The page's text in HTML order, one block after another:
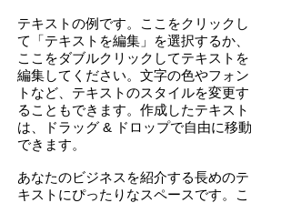
テキストの例です。ここをクリックし
て「テキストを編集」を選択するか、
ここをダブルクリックしてテキストを
編集してください。文字の色やフォン
トなど、テキストのスタイルを変更す
ることもできます。作成したテキスト
は、ドラッグ & ドロップで自由に移動
できます。
あなたのビジネスを紹介する長めのテ
キストにぴったりなスペースです。こ